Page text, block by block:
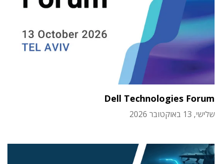
Dell Technologies Forum
שלישי, 13 באוקטובר 2026